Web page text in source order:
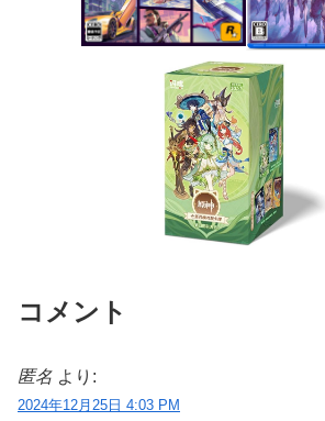
コメント
匿名 より:
2024年12月25日 4:03 PM